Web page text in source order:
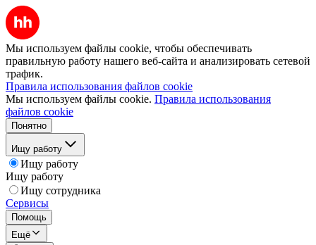
Мы используем файлы cookie, чтобы обеспечивать
правильную работу нашего веб-сайта и анализировать сетевой
трафик.
Правила использования файлов cookie
Мы используем файлы cookie. Правила использования
файлов cookie
Понятно
Ищу работу
Ищу работу
Ищу работу
Ищу сотрудника
Сервисы
Помощь
Ещё